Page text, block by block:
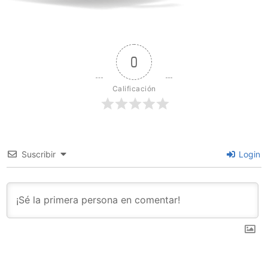
0
Calificación
Suscribir Login